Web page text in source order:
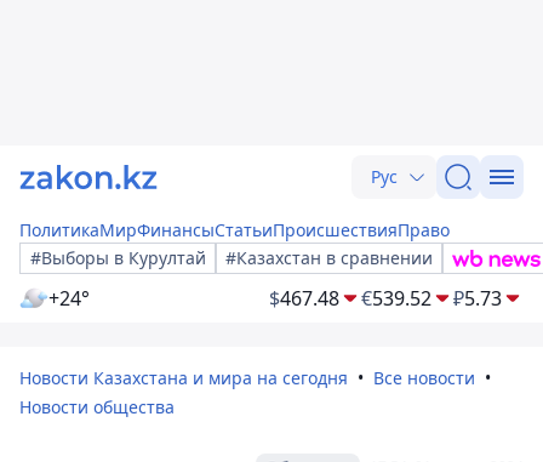
Рус
ПолитикаМирФинансыСтатьиПроисшествияПраво
#Выборы в Курултай
#Казахстан в сравнении
+24° $467.48 €539.52 ₽5.73
Новости Казахстана и мира на сегодня
Все новости
Новости общества